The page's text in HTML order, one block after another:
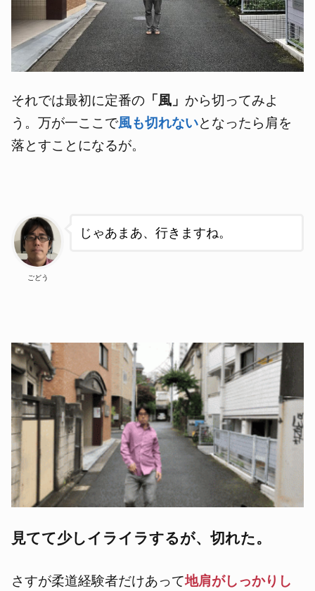
それでは最初に定番の 「風」 から切ってみよ
う。万が一ここで風も切れないとなったら肩を
落とすことになるが。
ごどう
じゃあまあ、行きますね。
見てて少しイライラするが、切れた。
さすが柔道経験者だけあって地肩がしっかりし